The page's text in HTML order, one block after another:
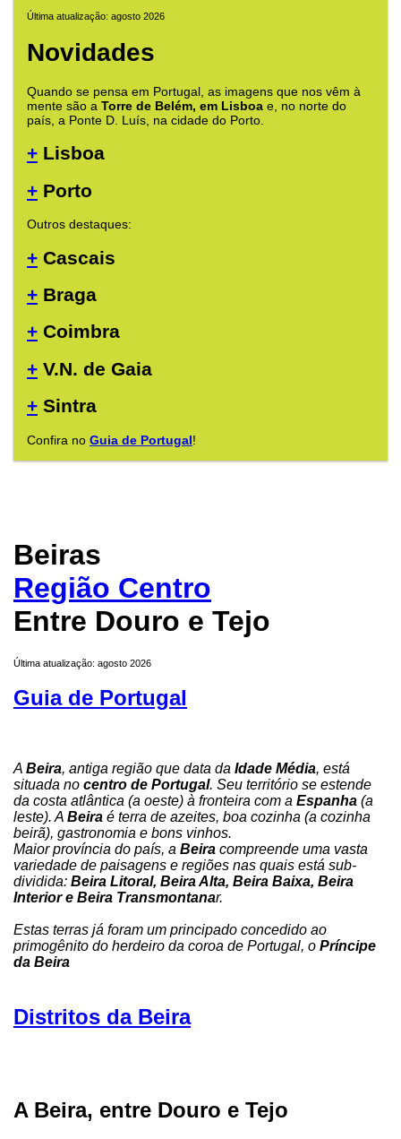
Última atualização: agosto 2026
Novidades
Quando se pensa em Portugal, as imagens que nos vêm à
mente são a Torre de Belém, em Lisboa e, no norte do
país, a Ponte D. Luís, na cidade do Porto.
+ Lisboa
+ Porto
Outros destaques:
+ Cascais
+ Braga
+ Coimbra
+ V.N. de Gaia
+ Sintra
Confira no Guia de Portugal!
Beiras
Região Centro
Entre Douro e Tejo
Última atualização: agosto 2026
Guia de Portugal
A Beira, antiga região que data da Idade Média, está
situada no centro de Portugal. Seu território se estende
da costa atlântica (a oeste) à fronteira com a Espanha (a
leste). A Beira é terra de azeites, boa cozinha (a cozinha
beirã), gastronomia e bons vinhos.
Maior província do país, a Beira compreende uma vasta
variedade de paisagens e regiões nas quais está sub-
dividida: Beira Litoral, Beira Alta, Beira Baixa, Beira
Interior e Beira Transmontanar.
Estas terras já foram um principado concedido ao
primogênito do herdeiro da coroa de Portugal, o Príncipe
da Beira
Distritos da Beira
A Beira, entre Douro e Tejo